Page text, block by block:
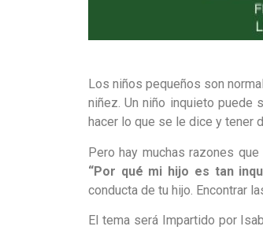
Los niños pequeños son
niñez. Un niño inquieto puede
hacer lo que se le dice y tener
Pero hay muchas razones
“Por qué mi hijo es tan
conducta de tu hijo. Encontrar
El tema será Impartido por